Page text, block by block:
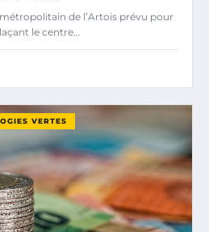
de l’Artois prévu pour
le centre…
VERTES